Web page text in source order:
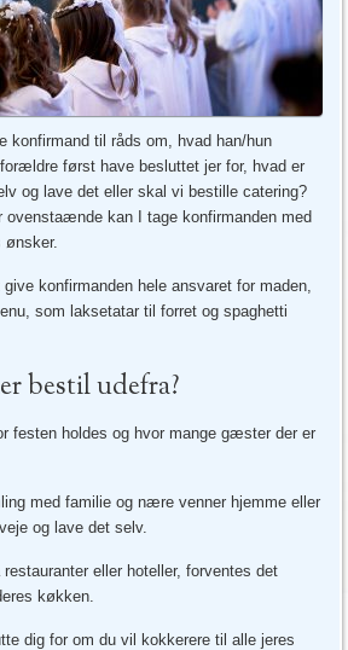
konfirmand til råds om, hvad han/hun
først have besluttet jer for, hvad er
og lave det eller skal vi bestille catering?
ovenstaænde kan I tage konfirmanden med
konfirmanden hele ansvaret for maden,
som laksetatar til forret og spaghetti
bestil udefra?
festen holdes og hvor mange gæster der er
med familie og nære venner hjemme eller
og lave det selv.
eller hoteller, forventes det
køkken.
dig for om du vil kokkerere til alle jeres